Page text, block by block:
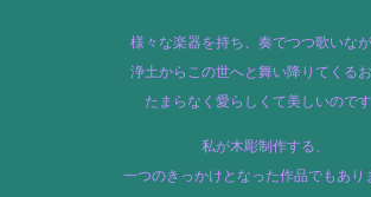
様々な楽器を持ち、奏でつつ歌いなが
浄土からこの世へと舞い降りてくる
たまらなく愛らしくて美しいのです
私が木彫制作する、
一つのきっかけとなった作品でもあり